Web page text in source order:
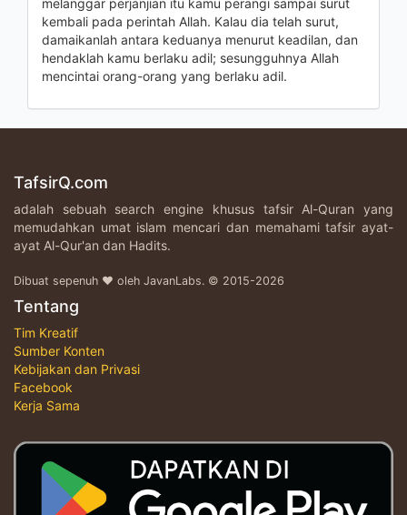
melanggar perjanjian itu kamu perangi sampai surut
kembali pada perintah Allah. Kalau dia telah surut,
damaikanlah antara keduanya menurut keadilan, dan
hendaklah kamu berlaku adil; sesungguhnya Allah
mencintai orang-orang yang berlaku adil.
TafsirQ.com
adalah sebuah search engine khusus tafsir Al-Quran yang
memudahkan umat islam mencari dan memahami tafsir ayat-
ayat Al-Qur'an dan Hadits.
Dibuat sepenuh ♥ oleh JavanLabs. © 2015-2026
Tentang
Tim Kreatif
Sumber Konten
Kebijakan dan Privasi
Facebook
Kerja Sama